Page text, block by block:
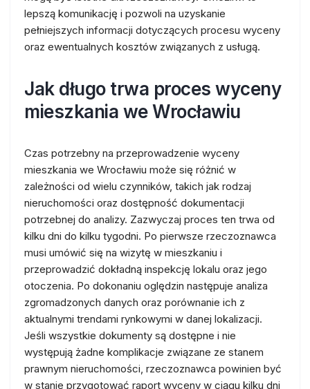
lepszą komunikację i pozwoli na uzyskanie
pełniejszych informacji dotyczących procesu wyceny
oraz ewentualnych kosztów związanych z usługą.
Jak długo trwa proces wyceny
mieszkania we Wrocławiu
Czas potrzebny na przeprowadzenie wyceny
mieszkania we Wrocławiu może się różnić w
zależności od wielu czynników, takich jak rodzaj
nieruchomości oraz dostępność dokumentacji
potrzebnej do analizy. Zazwyczaj proces ten trwa od
kilku dni do kilku tygodni. Po pierwsze rzeczoznawca
musi umówić się na wizytę w mieszkaniu i
przeprowadzić dokładną inspekcję lokalu oraz jego
otoczenia. Po dokonaniu oględzin następuje analiza
zgromadzonych danych oraz porównanie ich z
aktualnymi trendami rynkowymi w danej lokalizacji.
Jeśli wszystkie dokumenty są dostępne i nie
występują żadne komplikacje związane ze stanem
prawnym nieruchomości, rzeczoznawca powinien być
w stanie przygotować raport wyceny w ciągu kilku dni